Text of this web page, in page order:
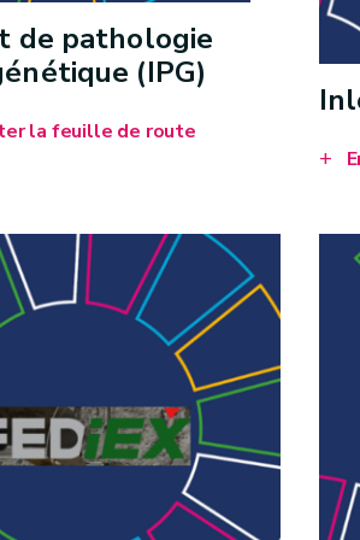
de pathologie
(IPG)
la feuille de route